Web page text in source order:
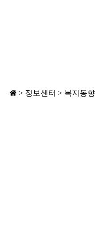
> 정보센터 > 복지동향